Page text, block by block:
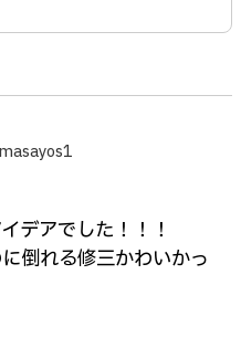
デアでした！！！
倒れる修三かわいかっ